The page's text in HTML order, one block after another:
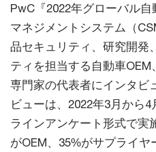
PwC『2022年グローバル
マネジメントシステム（
品セキュリティ、研究開発
ティを担当する自動車
専門家の代表者にインタビ
ビューは、2022年3月から
ラインアンケート形式で実
がOEM、35%がサプライ